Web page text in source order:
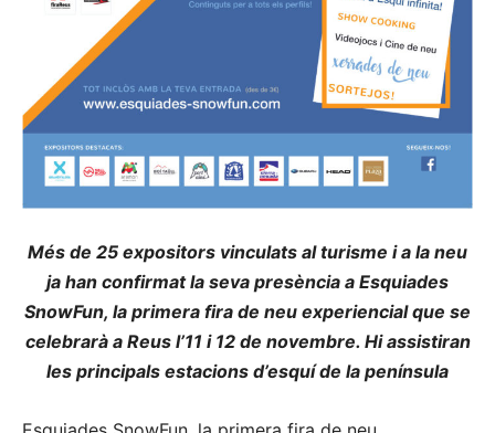
Més de 25 expositors vinculats al turisme i a la neu
ja han confirmat la seva presència a Esquiades
SnowFun, la primera fira de neu experiencial que se
celebrarà a Reus l’11 i 12 de novembre. Hi assistiran
les principals estacions d’esquí de la península